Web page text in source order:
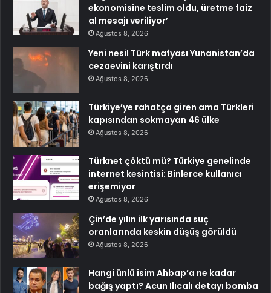
ekonomisine teslim oldu, üretme faiz
al mesajı veriliyor’
Ağustos 8, 2026
Yeni nesil Türk mafyası Yunanistan’da
cezaevini karıştırdı
Ağustos 8, 2026
Türkiye’ye rahatça giren ama Türkleri
kapısından sokmayan 46 ülke
Ağustos 8, 2026
Türknet çöktü mü? Türkiye genelinde
internet kesintisi: Binlerce kullanıcı
erişemiyor
Ağustos 8, 2026
Çin’de yılın ilk yarısında suç
oranlarında keskin düşüş görüldü
Ağustos 8, 2026
Hangi ünlü isim Ahbap’a ne kadar
bağış yaptı? Acun Ilıcalı detayı bomba